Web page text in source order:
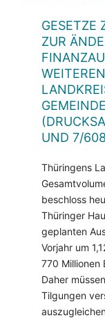
GESETZE
ZUR
UND 7/
Thüringens
beschloss
Thüringer
geplanten
Vorjahr um
770 Millionen
Daher
Tilgungen